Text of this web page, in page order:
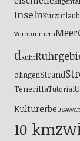
InselnKurzurlaub
VorpommernMeer
dRuhr
olingenStrand
TeneriffaTutorial
KulturerbeUSA
10 km